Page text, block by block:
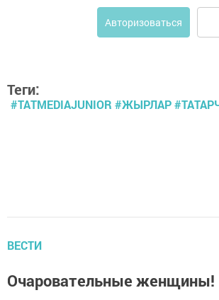
Авторизоваться
Теги:
#TATMEDIAJUNIOR #ЖЫРЛАР
ВЕСТИ
Очаровательные женщины!